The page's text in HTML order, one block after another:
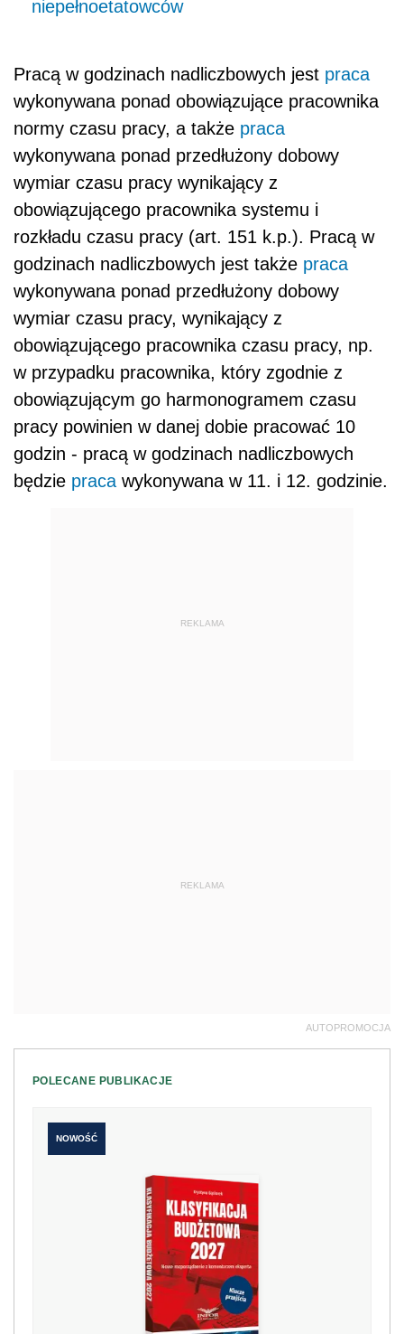
niepełnoetatowców
Pracą w godzinach nadliczbowych jest praca
wykonywana ponad obowiązujące pracownika
normy czasu pracy, a także praca
wykonywana ponad przedłużony dobowy
wymiar czasu pracy wynikający z
obowiązującego pracownika systemu i
rozkładu czasu pracy (art. 151 k.p.). Pracą w
godzinach nadliczbowych jest także praca
wykonywana ponad przedłużony dobowy
wymiar czasu pracy, wynikający z
obowiązującego pracownika czasu pracy, np.
w przypadku pracownika, który zgodnie z
obowiązującym go harmonogramem czasu
pracy powinien w danej dobie pracować 10
godzin - pracą w godzinach nadliczbowych
będzie praca wykonywana w 11. i 12. godzinie.
REKLAMA
REKLAMA
AUTOPROMOCJA
POLECANE PUBLIKACJE
NOWOŚĆ